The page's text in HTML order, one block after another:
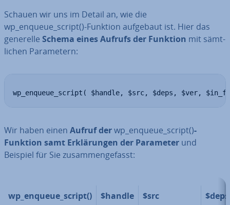
Schauen wir uns im Detail an, wie die
wp_enqueue_script()-Funktion aufgebaut ist. Hier das
generelle Schema eines Aufrufs der Funktion mit sämt­
li­chen Pa­ra­me­tern:
wp_enqueue_script( $handle, $src, $deps, $ver,
Wir haben einen Aufruf derwp_enqueue_script()-
Funktion samt Er­klä­run­gen der Parameter und
Beispiel für Sie zu­sam­men­ge­fasst:
wp_enqueue_script() $handle $src
$deps